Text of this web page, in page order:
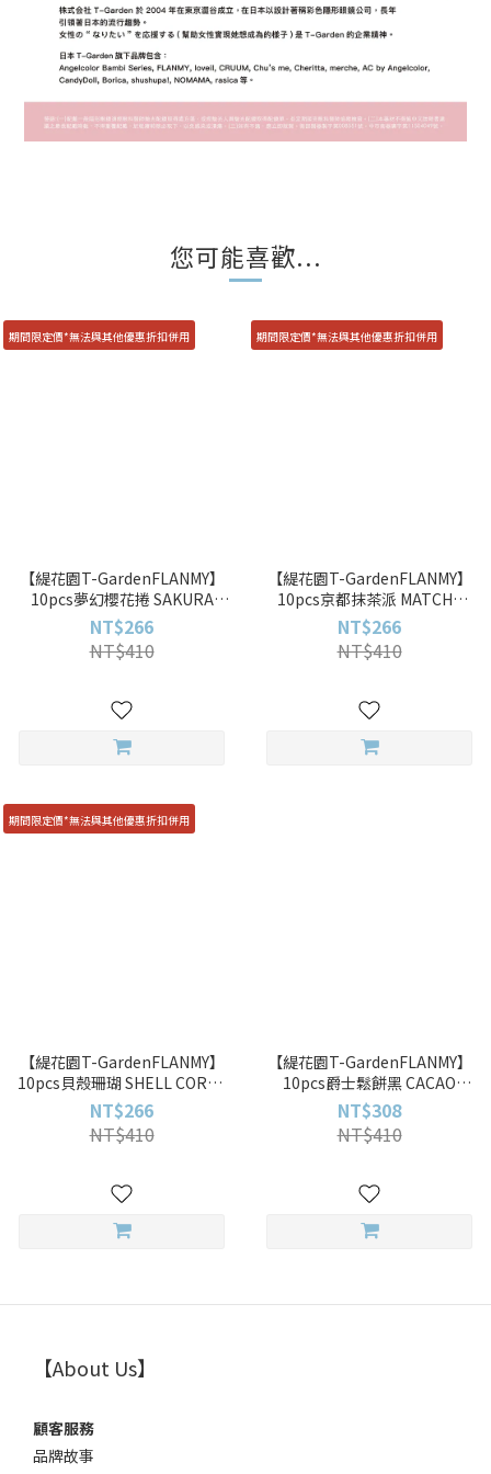
您可能喜歡...
期間限定價*無法與其他優惠折扣併用
【緹花園T-GardenFLANMY】
10pcs夢幻櫻花捲 SAKURA
ROLL彩色日拋
NT$266
NT$410
期間限定價*無法與其他優惠折扣併用
【緹花園T-GardenFLANMY】
10pcs京都抹茶派 MATCHA
TART彩色日拋
NT$266
NT$410
期間限定價*無法與其他優惠折扣併用
【緹花園T-GardenFLANMY】
10pcs貝殼珊瑚 SHELL CORAL
GREIGE彩色日拋
NT$266
NT$410
【緹花園T-GardenFLANMY】
10pcs爵士鬆餅黑 CACAO
WAFFLE彩色日拋
NT$308
NT$410
【About Us】
顧客服務
品牌故事